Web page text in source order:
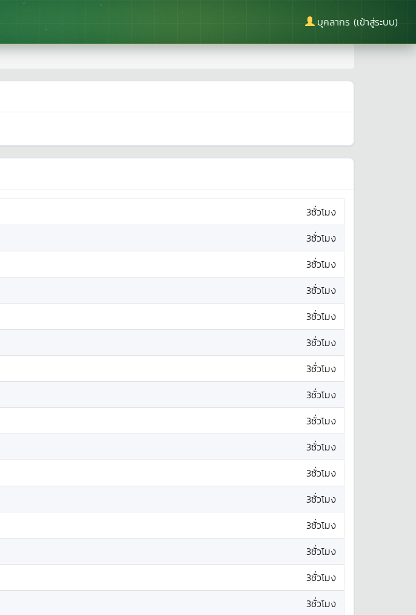
บุคลากร (เข้าสู่ระบบ)
3ชั่วโมง
3ชั่วโมง
3ชั่วโมง
3ชั่วโมง
3ชั่วโมง
3ชั่วโมง
3ชั่วโมง
3ชั่วโมง
3ชั่วโมง
3ชั่วโมง
3ชั่วโมง
3ชั่วโมง
3ชั่วโมง
3ชั่วโมง
3ชั่วโมง
3ชั่วโมง